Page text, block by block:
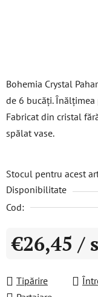
Bohemia Crystal
de 6 bucăți.
Fabricat din cristal
spălat vase.
Stocul pentru acest
Disponibilitate
Cod:
€26,45 /
Tipărire